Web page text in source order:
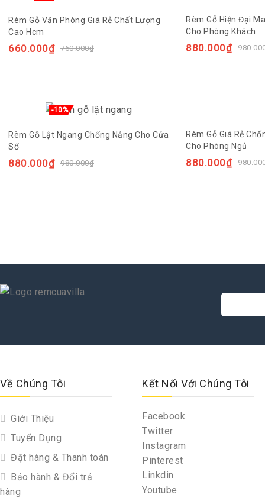
Rèm Gỗ Văn Phòng Giá Rẻ Chất Lượng
Cao Hcm
760.000₫
660.000₫
Rèm Gỗ Hiện Đại
Cho Phòng Khách
880.000₫
-10%
Rèm Gỗ Lật Ngang Chống Nắng Cho Cửa
Sổ
980.000₫
880.000₫
Rèm Gỗ Giá Rẻ
Cho Phòng Ngủ
880.000₫
Về Chúng Tôi
Giới Thiệu
Tuyển Dụng
Đặt hàng & Thanh toán
Bảo hành & Đổi trả
hàng
Kết Nối Với Chúng Tôi
Facebook
Twitter
Instagram
Pinterest
Linkdin
Youtube